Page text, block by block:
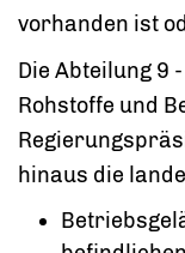
vorhanden ist
Die Abteilung 9
Rohstoffe und
hinaus die